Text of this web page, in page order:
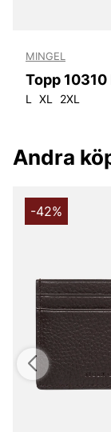
MINGEL
L XL 2XL
Andra
-42%